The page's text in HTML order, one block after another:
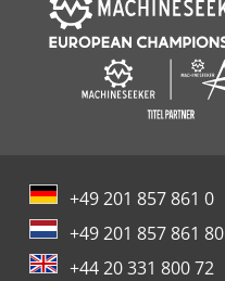
+49 201 857 861 0
+49 201 857 861 80
+44 20 331 800 72